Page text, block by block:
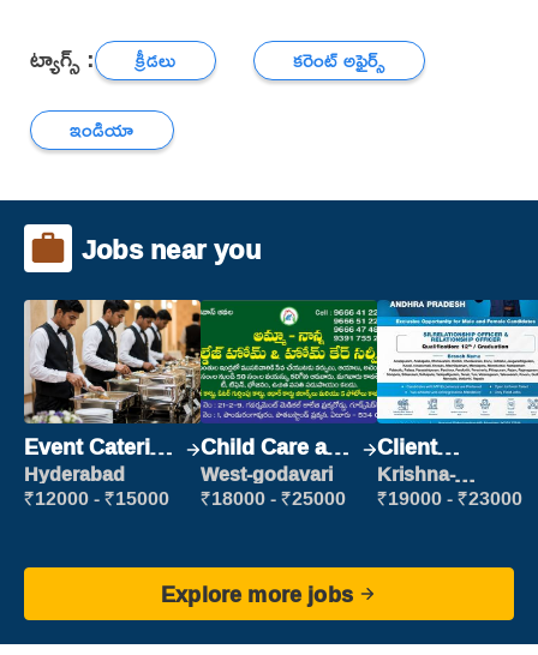
ట్యాగ్స్ : క్రీడలు
కరెంట్ అఫైర్స్
ఇండియా
Jobs near you
Event Catering
Staff
Hyderabad
₹12000 - ₹15000
Child Care and
Patient care
West-godavari
₹18000 - ₹25000
Client
Relationship
Executive
Krishna-
vijayawada
₹19000 - ₹23000
Explore more jobs